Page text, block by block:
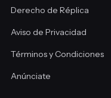
Derecho de Réplica
Aviso de Privacidad
Términos y Condiciones
Anúnciate